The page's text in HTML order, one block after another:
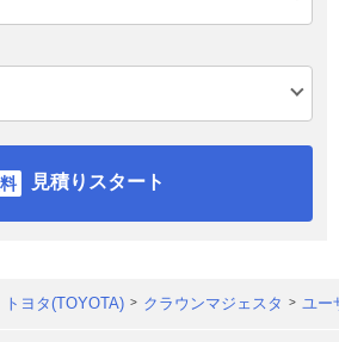
見積りスタート
トヨタ(TOYOTA) クラウンマジェスタ ユー